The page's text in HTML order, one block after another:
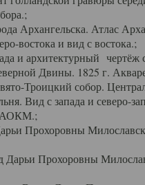
Архангельска. Атлас
востока и вид с востока.;
и архитектурный чертёж
Двины. 1825 г.
Троицкий собор.
Вид с запада и северо-
АОКМ.;
Прохоровны
Прохоровны